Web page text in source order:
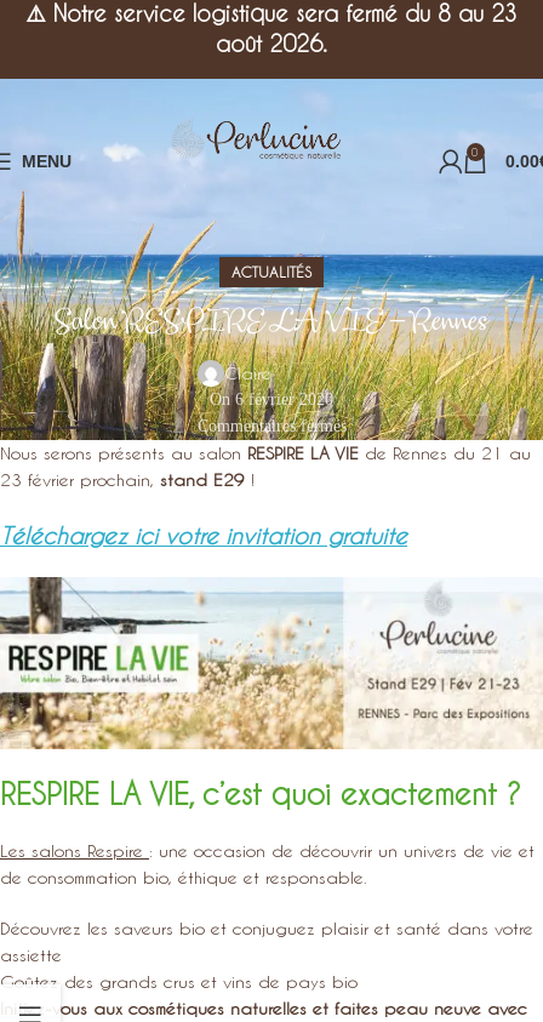
MENU 0 0.00
ACTUALITÉS
Salon RESPIRE LA VIE – Rennes
Claire
On 6 février 2020
Commentaires fermés
Nous serons présents au salon RESPIRE LA VIE de Rennes du 21 au
23 février prochain, stand E29 !
Téléchargez ici votre invitation gratuite
RESPIRE LA VIE, c’est quoi exactement ?
Les salons Respire : une occasion de découvrir un univers de vie et
de consommation bio, éthique et responsable.
Découvrez les saveurs bio et conjuguez plaisir et santé dans votre
assiette
Goûtez des grands crus et vins de pays bio
Initiez-vous aux cosmétiques naturelles et faites peau neuve avec
⚠️ Notre service logistique sera fermé du 8 au 23
août 2026.